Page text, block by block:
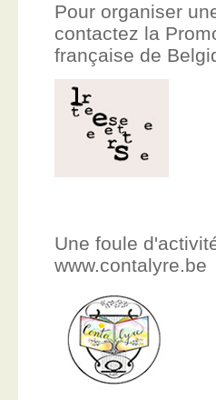
Pour organiser
contactez la
française de
Une foule
www.contalyre.be